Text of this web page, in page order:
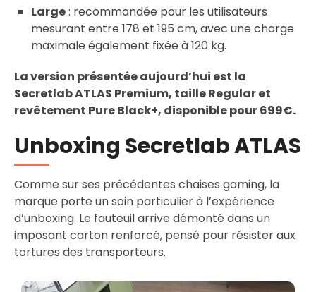
Large: recommandée pour les utilisateurs
mesurant entre 178 et 195 cm, avec une charge
maximale également fixée à 120 kg.
La version présentée aujourd’hui est la
Secretlab ATLAS Premium, taille Regular et
revêtement Pure Black+, disponible pour 699€.
Unboxing Secretlab ATLAS
Comme sur ses précédentes chaises gaming, la
marque porte un soin particulier à l’expérience
d’unboxing. Le fauteuil arrive démonté dans un
imposant carton renforcé, pensé pour résister aux
tortures des transporteurs.